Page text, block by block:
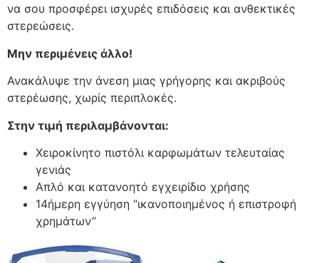
να σου προσφέρει ισχυρές επιδόσεις και ανθεκτικές
στερεώσεις.
Μην περιμένεις άλλο!
Ανακάλυψε την άνεση μιας γρήγορης και ακριβούς
στερέωσης, χωρίς περιπλοκές.
Στην τιμή περιλαμβάνονται:
Χειροκίνητο πιστόλι καρφωμάτων τελευταίας
γενιάς
Απλό και κατανοητό εγχειρίδιο χρήσης
14ήμερη εγγύηση “ικανοποιημένος ή επιστροφή
χρημάτων”